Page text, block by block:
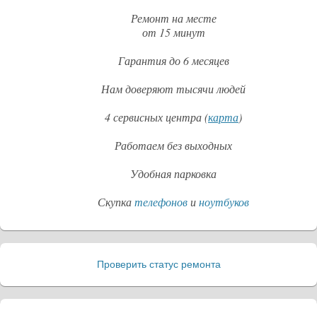
Ремонт на месте
от 15 минут
Гарантия до 6 месяцев
Нам доверяют тысячи людей
4 сервисных центра (карта)
Работаем без выходных
Удобная парковка
Скупкателефоновиноутбуков
Проверить статус ремонта